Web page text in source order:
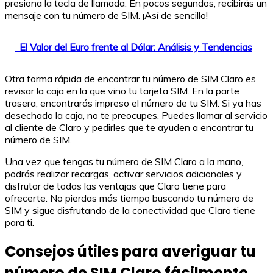
presiona la tecla de llamada. En pocos segundos, recibirás un
mensaje con tu número de SIM. ¡Así de sencillo!
El Valor del Euro frente al Dólar: Análisis y Tendencias
Otra forma rápida de encontrar tu número de SIM Claro es
revisar la caja en la que vino tu tarjeta SIM. En la parte
trasera, encontrarás impreso el número de tu SIM. Si ya has
desechado la caja, no te preocupes. Puedes llamar al servicio
al cliente de Claro y pedirles que te ayuden a encontrar tu
número de SIM.
Una vez que tengas tu número de SIM Claro a la mano,
podrás realizar recargas, activar servicios adicionales y
disfrutar de todas las ventajas que Claro tiene para
ofrecerte. No pierdas más tiempo buscando tu número de
SIM y sigue disfrutando de la conectividad que Claro tiene
para ti.
Consejos útiles para averiguar tu